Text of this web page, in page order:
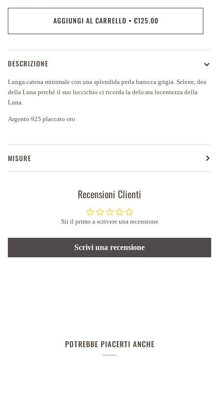
AGGIUNGI AL CARRELLO • €125.00
DESCRIZIONE
Lunga catena minimale con una splendida perla barocca grigia. Selene, dea
della Luna perché il suo luccichio ci ricorda la delicata lucentezza della
Luna.
Argento 925 placcato oro
MISURE
Recensioni Clienti
Sii il primo a scrivere una recensione
Scrivi una recensione
POTREBBE PIACERTI ANCHE